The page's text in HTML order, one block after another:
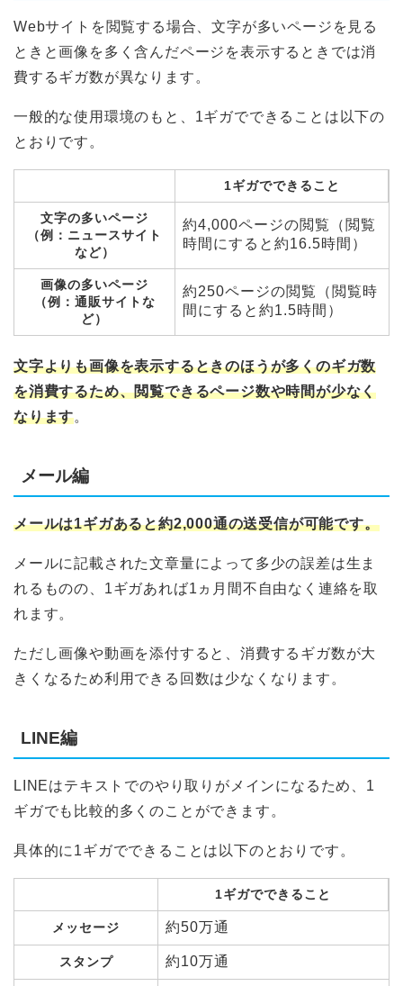
Webサイトを閲覧する場合、文字が多いページを見る
ときと画像を多く含んだページを表示するときでは消
費するギガ数が異なります。
一般的な使用環境のもと、1ギガでできることは以下の
とおりです。
1ギガでできること
文字の多いページ
（例：ニュースサイト
など）
約4,000ページの閲覧（閲覧
時間にすると約16.5時間）
画像の多いページ
（例：通販サイトな
ど）
約250ページの閲覧（閲覧時
間にすると約1.5時間）
文字よりも画像を表示するときのほうが多くのギガ数
を消費するため、閲覧できるページ数や時間が少なく
なります。
メール編
メールは1ギガあると約2,000通の送受信が可能です。
メールに記載された文章量によって多少の誤差は生ま
れるものの、1ギガあれば1ヵ月間不自由なく連絡を取
れます。
ただし画像や動画を添付すると、消費するギガ数が大
きくなるため利用できる回数は少なくなります。
LINE編
LINEはテキストでのやり取りがメインになるため、1
ギガでも比較的多くのことができます。
具体的に1ギガでできることは以下のとおりです。
1ギガでできること
メッセージ 約50万通
スタンプ 約10万通